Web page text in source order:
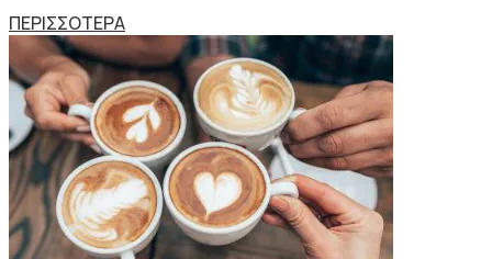
ΠΕΡΙΣΣΟΤΕΡΑDetails